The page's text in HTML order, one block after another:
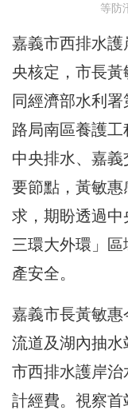
等防
嘉義市西排水
央核定，市長
同經濟部水利
路局南區養護
中央排水、嘉
要節點，黃敏
求，期盼透過
三環大外環」
產安全。
嘉義市長黃敏
流道及湖內抽
市西排水護岸
計經費。視察